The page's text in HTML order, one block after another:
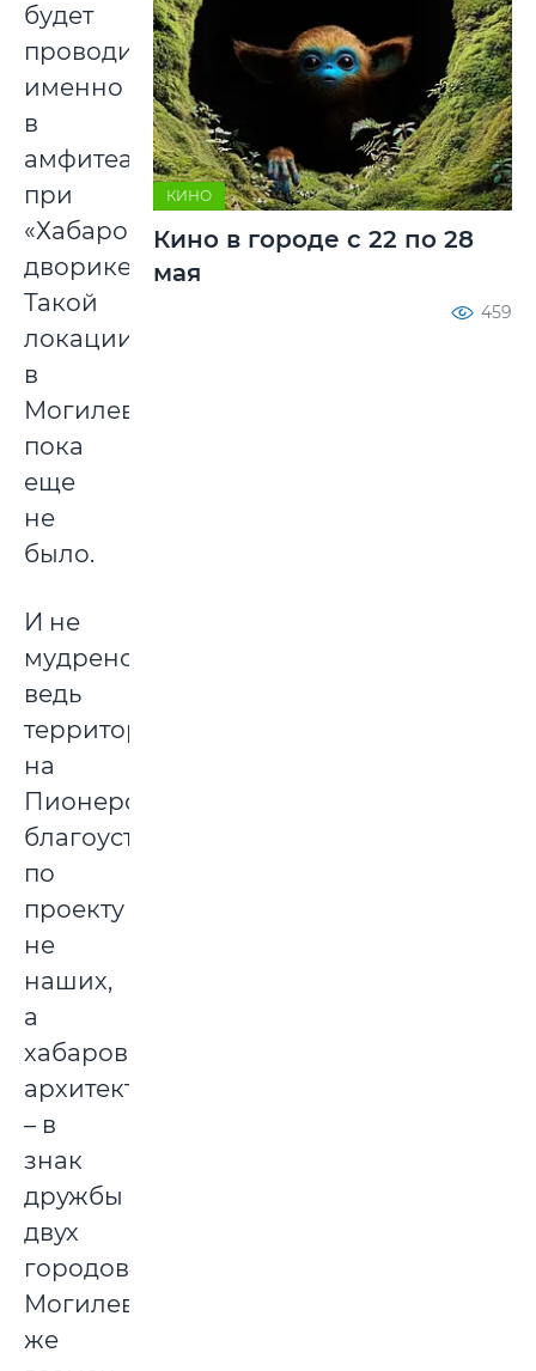
будет
проводить
именно
в
амфитеатре
при
«Хабаровском
дворике».
Такой
локации
в
Могилеве
пока
еще
не
было.
И не
мудрено:
ведь
территория
на
Пионерской
благоустраивается
по
проекту
не
наших,
а
хабаровских
архитекторов
– в
знак
дружбы
двух
городов.
Могилевчане
же
КИНО
Кино в городе с 22 по 28
мая
459